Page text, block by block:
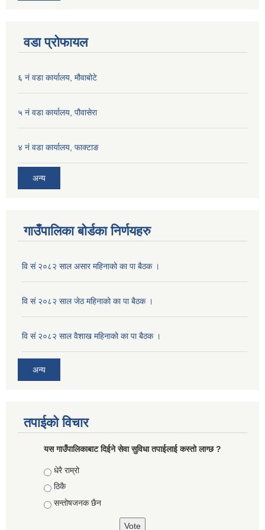
वडा प्रोफायल
६ नं वडा कार्यालय, मौवाबोटे
५ नं वडा कार्यालय, पौवासेरा
४ नं वडा कार्यालय, फाक्टाङ
अन्य
गाउँपालिका बोर्डका निर्णयहरु
वि सं २०८२ साल असार महिनाको का पा बैठक ।
वि सं २०८२ साल जेठ महिनाको का पा बैठक ।
वि सं २०८२ साल वैशाख महिनाको का पा बैठक ।
अन्य
तपाईको विचार
यस गाउँपालिकाबाट दिईने सेवा सुविधा तपाईलाई कस्तो लाग्छ ?
Choices
धेरै राम्रो
ठिकै
सन्तोषजनक छैन